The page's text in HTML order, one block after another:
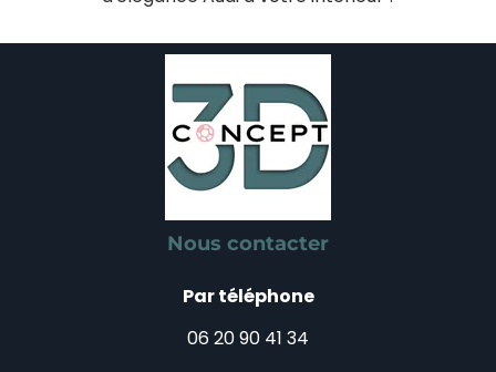
Nous contacter
Par téléphone
06 20 90 41 34